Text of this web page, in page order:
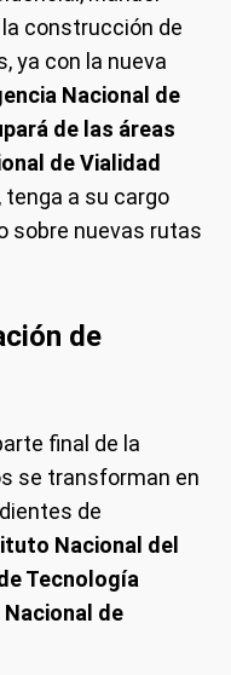
construcción de
ya con la nueva
Nacional de
de las áreas
de Vialidad
tenga a su cargo
sobre nuevas rutas
de
final de la
se transforman en
de
Nacional del
Tecnología
de